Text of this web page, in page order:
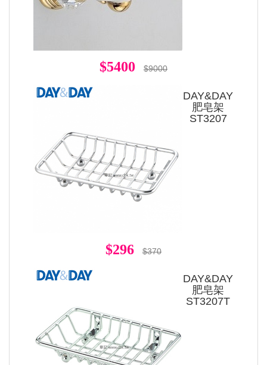
$5400 $9000
DAY&DAY
肥皂架
ST3207
$296 $370
DAY&DAY
肥皂架
ST3207T